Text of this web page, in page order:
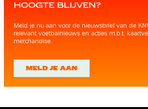
HOOGTE BLIJVEN?
Meld je nu aan voor de nieuwsbrief van de
relevant voetbalnieuws en acties m.b.t.
merchandise.
MELD JE AAN